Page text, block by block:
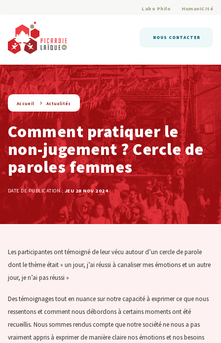
Labo Philo HumaniCité
NOUS CONTACTER
string(9) « actualite »
Accueil Actualités
Comment pratiquer le
non-jugement ? Cercle de
paroles femmes
DATE DE PUBLICATION : JEU 28 NOV 2024
Les participantes ont témoigné de leur vécu autour d’un cercle de parole
dont le thème était « un jour, j’ai réussi à canaliser mes émotions et un autre
jour, je n’ai pas réussi »
Des témoignages tout en nuance sur notre capacité à exprimer ce que nous
ressentons et comment nous débordons à certains moments ont été
recueillis. Nous sommes rendus compte que notre société ne nous a pas
vraiment appris à exprimer de manière claire nos émotions et nos besoins